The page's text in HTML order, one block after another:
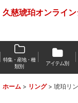
久慈琥珀オンライ
特集・産地・種
類別
アイテム別
ホーム > リング > 琥珀リ